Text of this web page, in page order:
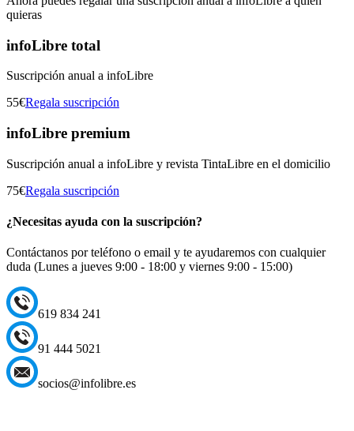
quieras
infoLibre total
Suscripción anual a infoLibre
55€Regala suscripción
infoLibre premium
Suscripción anual a infoLibre y revista TintaLibre en el domicilio
75€Regala suscripción
¿Necesitas ayuda con la suscripción?
Contáctanos por teléfono o email y te ayudaremos con cualquier
duda (Lunes a jueves 9:00 - 18:00 y viernes 9:00 - 15:00)
619 834 241
91 444 5021
socios@infolibre.es